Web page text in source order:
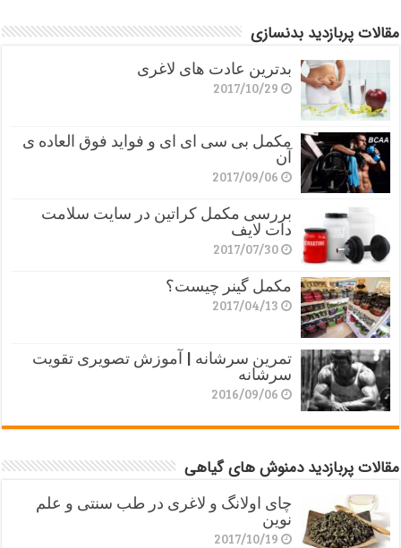
مقالات پربازدید بدنسازی
بدترین عادت های لاغری
2017/10/29
مکمل بی سی ای ای و فواید فوق العاده ی
آن
2017/09/06
بررسی مکمل کراتین در سایت سلامت
دات لایف
2017/07/30
مکمل گینر چیست؟
2017/04/13
تمرین سرشانه | آموزش تصویری تقویت
سرشانه
2016/09/06
مقالات پربازدید دمنوش های گیاهی
چای اولانگ و لاغری در طب سنتی و علم
نوین
2017/10/19